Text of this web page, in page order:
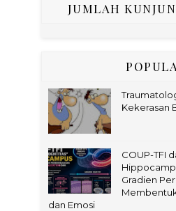
JUMLAH
Kekerasan
COUP-TFI
Gradien
dan Emosi